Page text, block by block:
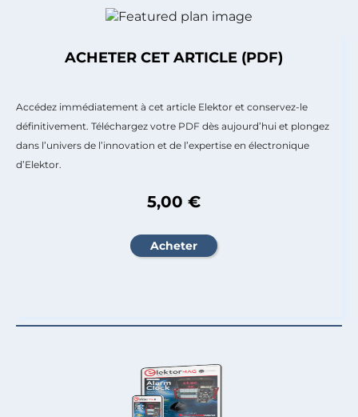
ACHETER CET ARTICLE (PDF)
Accédez immédiatement à cet article Elektor et conservez-le
définitivement. Téléchargez votre PDF dès aujourd’hui et plongez
dans l’univers de l’innovation et de l’expertise en électronique
d’Elektor.
5,00 €